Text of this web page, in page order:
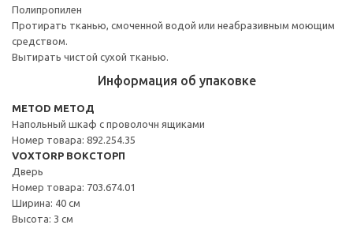
Полипропилен
Протирать тканью, смоченной водой или неабразивным моющим
средством.
Вытирать чистой сухой тканью.
Информация об упаковке
METOD МЕТОД
Напольный шкаф с проволочн ящиками
Номер товара: 892.254.35
VOXTORP ВОКСТОРП
Дверь
Номер товара: 703.674.01
Ширина: 40 см
Высота: 3 см